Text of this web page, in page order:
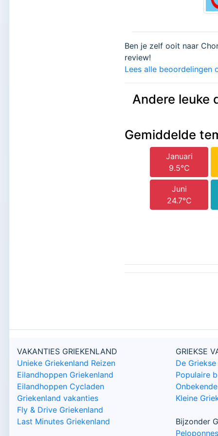
Ben je zelf ooit naar
review!
Lees alle beoordelingen
Andere leuke
Gemiddelde
Januari
9.5°C
Juni
24.7°C
VAKANTIES GRIEKENLAND
Unieke Griekenland Reizen
Eilandhoppen Griekenland
Eilandhoppen Cycladen
Griekenland vakanties
Fly & Drive Griekenland
Last Minutes Griekenland
GRIEKSE
De
Populaire
Kleine
Bijzonder